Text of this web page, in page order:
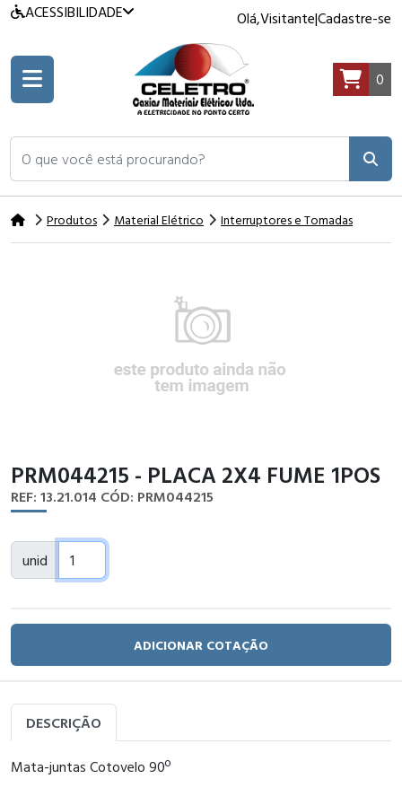
ACESSIBILIDADE Olá,Visitante|Cadastre-se
O que você está procurando?
0
Produtos Material Elétrico Interruptores e Tomadas
PRM044215 - PLACA 2X4 FUME 1POS
REF: 13.21.014 CÓD: PRM044215
unid
ADICIONAR COTAÇÃO
DESCRIÇÃO
Mata-juntas Cotovelo 90º